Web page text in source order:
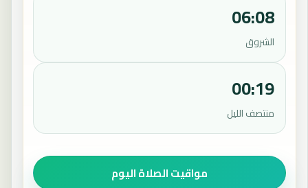
06:08
الشروق
00:19
منتصف الليل
مواقيت الصلاة اليوم